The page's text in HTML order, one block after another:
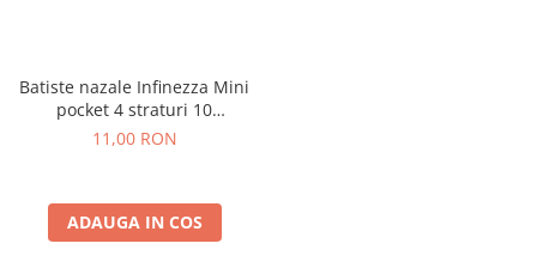
Batiste nazale Infinezza Mini
pocket 4 straturi 10
pachete/set
11,00 RON
ADAUGA IN COS